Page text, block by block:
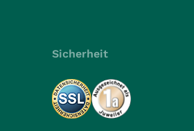
Sicherheit